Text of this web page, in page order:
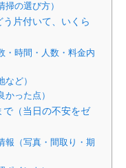
の選び方）
片付いて、いくら
・時間・人数・料金内
ど）
った点）
（当日の不安をゼ
報（写真・間取り・期